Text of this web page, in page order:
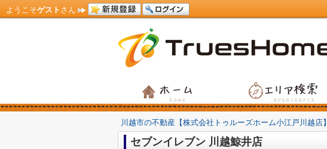
ようこそゲスト さん
川越市の不動産【株式会社トゥルーズホーム小江戸川越店】
セブンイレブン 川越鯨井店